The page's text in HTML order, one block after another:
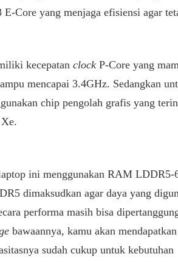
Core yang menjaga efisiensi agar
kecepatan clock P-Core yang
mencapai 3.4GHz. Sedangkan
chip pengolah grafis yang
ini menggunakan RAM LDDR5-
dimaksudkan agar daya yang
performa masih bisa
bawaannya, kamu akan
sudah cukup untuk kebutuhan